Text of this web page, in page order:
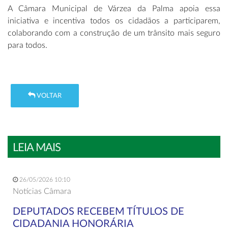
A Câmara Municipal de Várzea da Palma apoia essa
iniciativa e incentiva todos os cidadãos a participarem,
colaborando com a construção de um trânsito mais seguro
para todos.
VOLTAR
LEIA MAIS
26/05/2026 10:10
Notícias Câmara
DEPUTADOS RECEBEM TÍTULOS DE
CIDADANIA HONORÁRIA